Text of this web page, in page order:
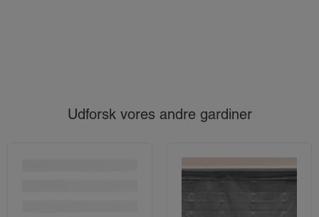
Udforsk vores andre gardiner